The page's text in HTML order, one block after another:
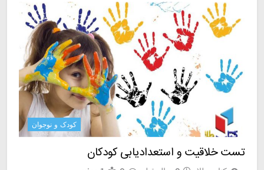
کودک و نوجوان
تست خلاقیت و استعدادیابی کودکان